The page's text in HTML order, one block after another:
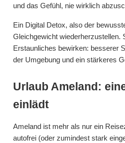
und das Gefühl, nie wirklich
Ein Digital Detox, also der
Gleichgewicht wiederherzustellen.
Erstaunliches bewirken: besserer
der Umgebung und ein stärkeres
Urlaub Ameland:
einlädt
Ameland ist mehr als nur ein
autofrei (oder zumindest stark